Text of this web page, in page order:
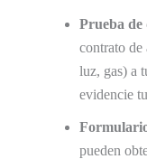
Prueba de
contrato de
luz, gas) a
evidencie
pueden